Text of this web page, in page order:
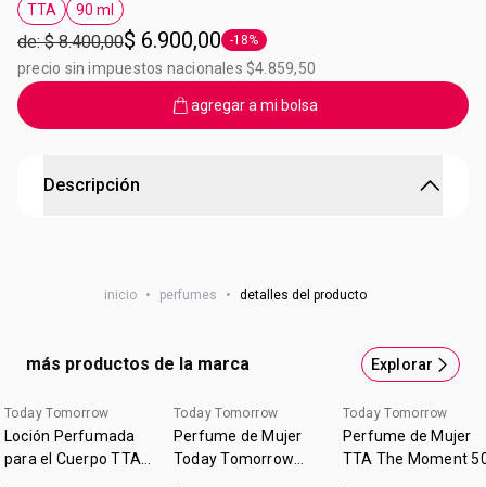
Etiqueta TTA
TTA
Etiqueta 90 ml
90 ml
de: $ 8.400,00$ 6.900,00 Etiqueta -18%
-18%
precio sin impuestos nacionales $4.859,50
agregar a mi bolsa
Descripción
nolvidables Magnolias y Ámbar.
para siempre
inicio • perfumes • detalles del producto
más productos de la marca Explorar
Today Tomorrow
Loción Perfumada
para el Cuerpo TTA
Today Tomorrow
Perfume de Mujer
Today Tomorrow
Today Tomorrow
Perfume de Mujer
TTA The Moment